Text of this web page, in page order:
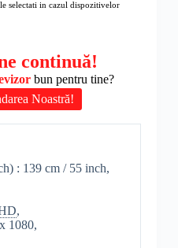
selectati in cazul dispozitivelor
continuă!
bun pentru tine?
Noastră!
: 139 cm / 55 inch,
,
1080,